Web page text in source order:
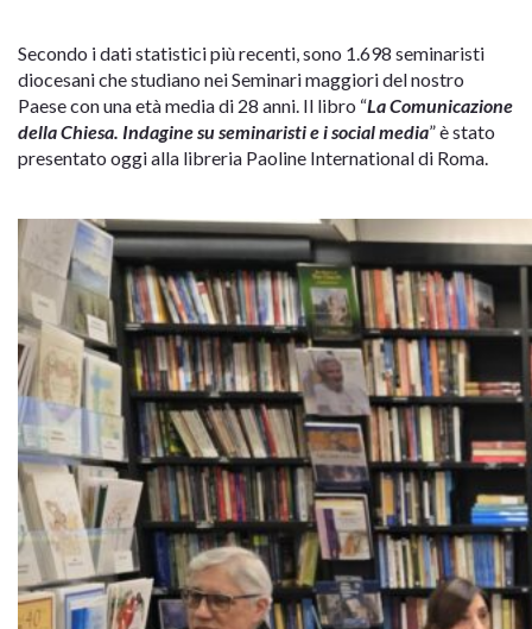
Secondo i dati statistici più recenti, sono 1.698 seminaristi
diocesani che studiano nei Seminari maggiori del nostro
Paese con una età media di 28 anni. Il libro “La Comunicazione
della Chiesa. Indagine su seminaristi e i social media” è stato
presentato oggi alla libreria Paoline International di Roma.